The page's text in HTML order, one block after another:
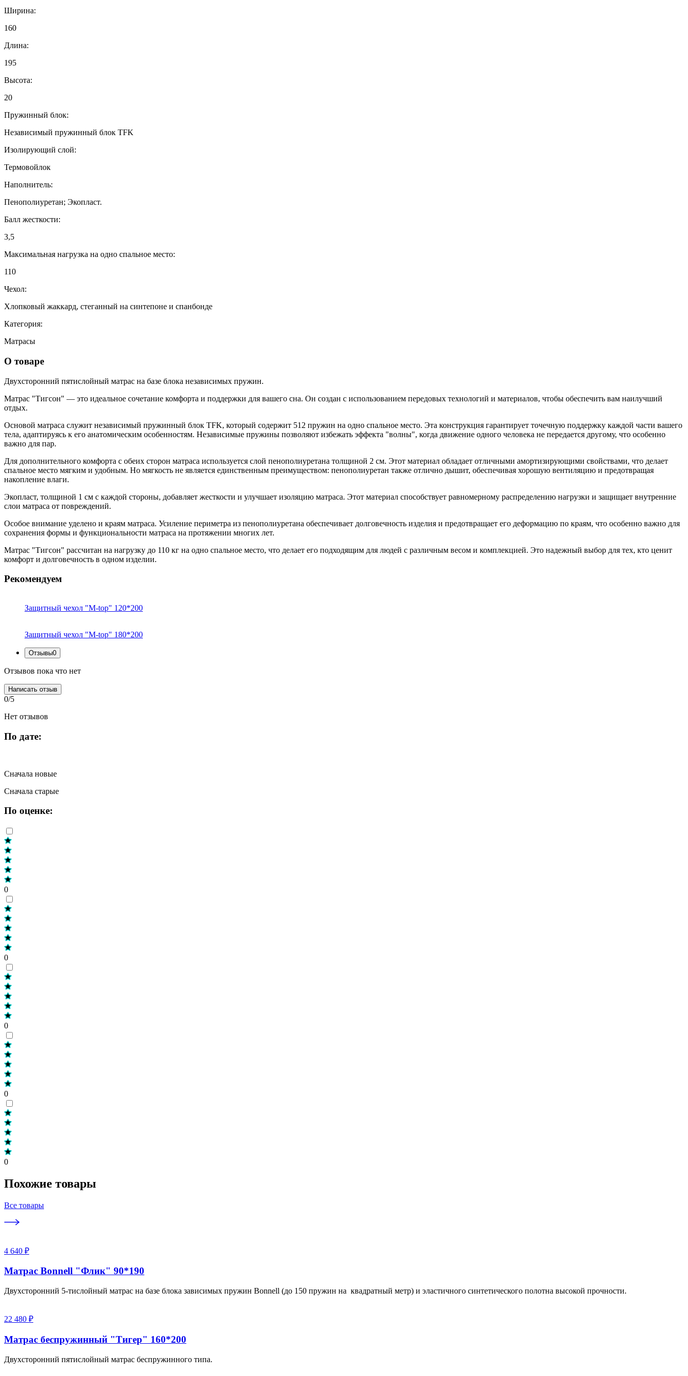
Ширина:
160
Длина:
195
Высота:
20
Пружинный блок:
Независимый пружинный блок TFK
Изолирующий слой:
Термовойлок
Наполнитель:
Пенополиуретан; Экопласт.
Балл жесткости:
3,5
Максимальная нагрузка на одно спальное место:
110
Чехол:
Хлопковый жаккард, стеганный на синтепоне и спанбонде
Категория:
Матрасы
О товаре
Двухсторонний пятислойный матрас на базе блока независимых пружин.
Матрас "Тигсон" — это идеальное сочетание комфорта и поддержки для вашего сна. Он создан с использованием передовых технологий и материалов, чтобы обеспечить вам наилучший
отдых.
Основой матраса служит независимый пружинный блок TFK, который содержит 512 пружин на одно спальное место. Эта конструкция гарантирует точечную поддержку каждой части вашего
тела, адаптируясь к его анатомическим особенностям. Независимые пружины позволяют избежать эффекта "волны", когда движение одного человека не передается другому, что особенно
важно для пар.
Для дополнительного комфорта с обеих сторон матраса используется слой пенополиуретана толщиной 2 см. Этот материал обладает отличными амортизирующими свойствами, что делает
спальное место мягким и удобным. Но мягкость не является единственным преимуществом: пенополиуретан также отлично дышит, обеспечивая хорошую вентиляцию и предотвращая
накопление влаги.
Экопласт, толщиной 1 см с каждой стороны, добавляет жесткости и улучшает изоляцию матраса. Этот материал способствует равномерному распределению нагрузки и защищает внутренние
слои матраса от повреждений.
Особое внимание уделено и краям матраса. Усиление периметра из пенополиуретана обеспечивает долговечность изделия и предотвращает его деформацию по краям, что особенно важно для
сохранения формы и функциональности матраса на протяжении многих лет.
Матрас "Тигсон" рассчитан на нагрузку до 110 кг на одно спальное место, что делает его подходящим для людей с различным весом и комплекцией. Это надежный выбор для тех, кто ценит
комфорт и долговечность в одном изделии.
Рекомендуем
Защитный чехол "M-top" 120*200
Защитный чехол "M-top" 180*200
Отзывы0
Отзывов пока что нет
Написать отзыв
0/5
Нет отзывов
По дате:
Сначала новые
Сначала старые
По оценке:
0
0
0
0
0
Похожие товары
Все товары
4 640 ₽
Матрас Bonnell "Флик" 90*190
Двухсторонний 5-тислойный матрас на базе блока зависимых пружин Bonnell (до 150 пружин на квадратный метр) и эластичного синтетического полотна высокой прочности.
22 480 ₽
Матрас беспружинный "Тигер" 160*200
Двухсторонний пятислойный матрас беспружинного типа.